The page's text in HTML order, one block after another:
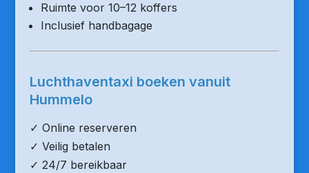
Ruimte voor 10–12 koffers
Inclusief handbagage
Luchthaventaxi boeken vanuit
Hummelo
✓ Online reserveren
✓ Veilig betalen
✓ 24/7 bereikbaar